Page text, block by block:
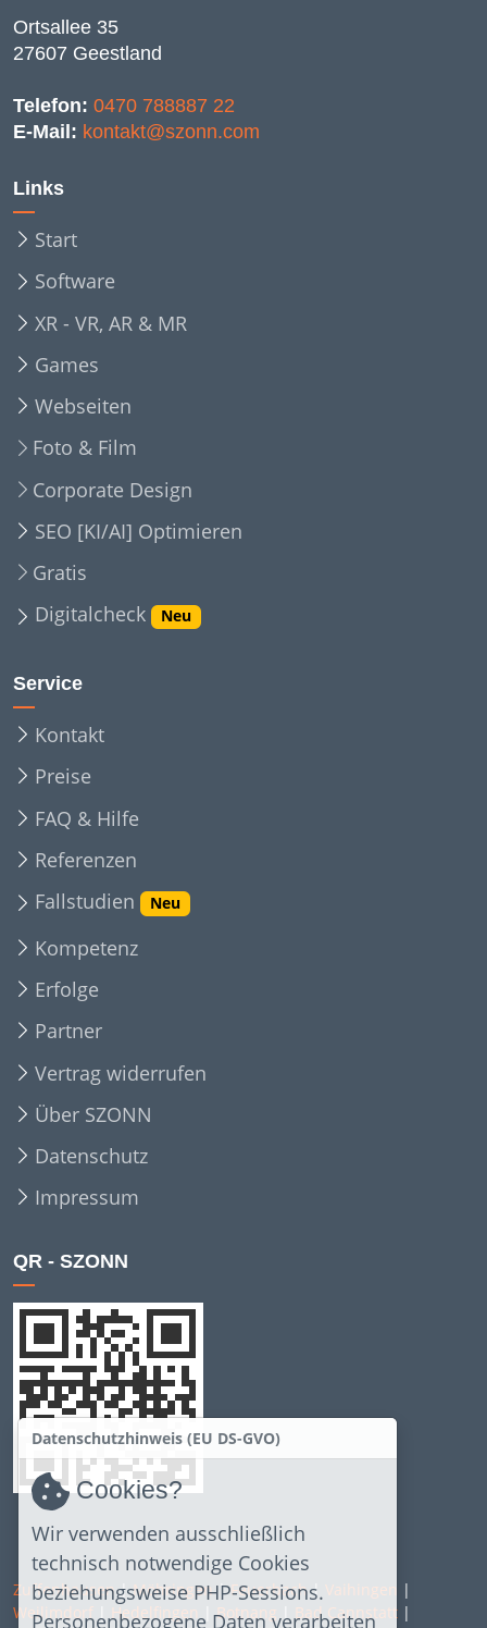
Ortsallee 35
27607 Geestland
Telefon: 0470 788887 22
E-Mail: kontakt@szonn.com
Links
Start
Software
XR - VR, AR & MR
Games
Webseiten
Foto & Film
Corporate Design
SEO [KI/AI] Optimieren
Gratis
Digitalcheck
Neu
Service
Kontakt
Preise
FAQ & Hilfe
Referenzen
Fallstudien
Neu
Kompetenz
Erfolge
Partner
Vertrag widerrufen
Über SZONN
Datenschutz
Impressum
QR - SZONN
Zuffenhausen|Möhringen|Feuerbach| Vaihingen |
Weilimdorf
Hedelfingen |Botnang Bad Cannstatt |
Datenschutzhinweis (EU DS-GVO)
Cookies?
Wir verwenden ausschließlich
technisch notwendige Cookies
beziehungsweise PHP-Sessions.
Personenbezogene Daten verarbeiten